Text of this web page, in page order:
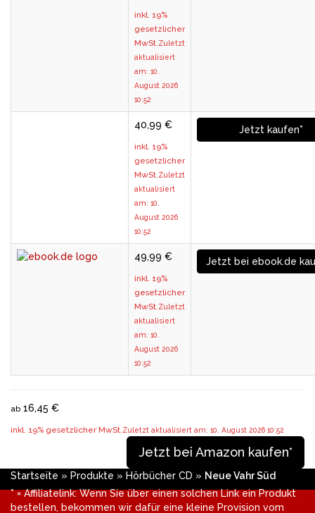
inkl. 19%
gesetzlicher
MwSt.Zuletzt
aktualisiert
am: 10.
August 2026
10:52
40,99 €
inkl. 19%
gesetzlicher
MwSt.Zuletzt
aktualisiert
am: 10.
August 2026
10:52
Jetzt kaufen*
49,99 €
inkl. 19%
gesetzlicher
MwSt.Zuletzt
aktualisiert
am: 10.
August 2026
10:52
Jetzt bei ebook.de
ab 16,45 €
inkl. 19% gesetzlicher MwSt.Zuletzt aktualisiert am: 10. August 2026 10:52
Jetzt bei Amazon kaufen*
Startseite » Produkte » Hörbücher CD » Neue Vahr Süd
* = Affiliatelink: Wenn Sie über einen solchen Link ein Produkt
bestellen, bekommen wir dafür eine kleine Provision vom